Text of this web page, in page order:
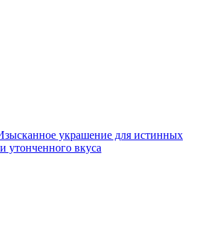
украшение для истинных
утонченного вкуса